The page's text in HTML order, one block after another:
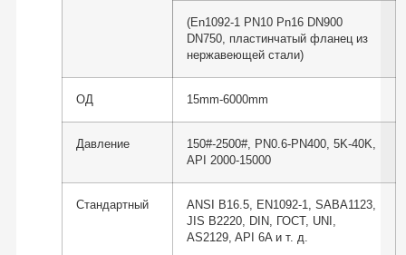
(En1092-1 PN10 Pn16 DN900
DN750, пластинчатый фланец из
нержавеющей стали)
ОД 15mm-6000mm
Давление
150#-2500#, PN0.6-PN400, 5K-40K,
API 2000-15000
Стандартный
ANSI B16.5, EN1092-1, SABA1123,
JIS B2220, DIN, ГОСТ, UNI,
AS2129, API 6A и т. д.